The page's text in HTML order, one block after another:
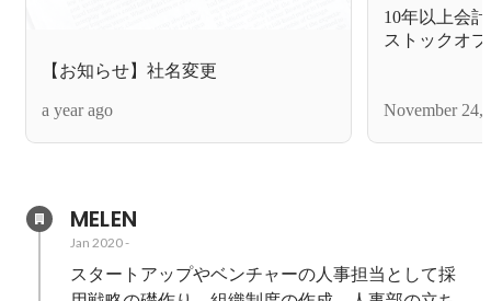
【お知らせ】社名変更
a year ago
10年以上会
ストックオ
November 24,
MELEN
Jan 2020-
スタートアップやベンチャーの人事担当として採